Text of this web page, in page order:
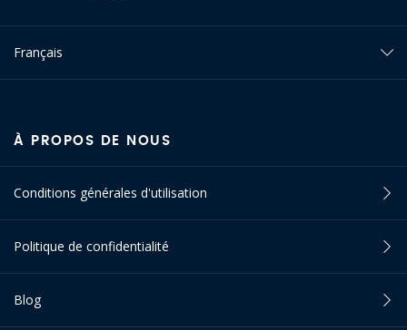
Français
À PROPOS DE NOUS
Conditions générales d'utilisation
Politique de confidentialité
Blog